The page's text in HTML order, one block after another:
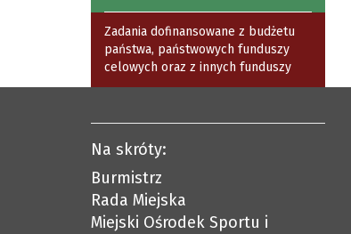
Zadania dofinansowane z budżetu
państwa, państwowych funduszy
celowych oraz z innych funduszy
Na skróty:
Burmistrz
Rada Miejska
Miejski Ośrodek Sportu i